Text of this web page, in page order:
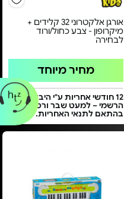
אורגן אלקטרוני 32 קלידים +
מיקרופון - צבע כחול/ורוד
לבחירה
מחיר מיוחד
12 חודשי אחריות ע"י היבואן
הרשמי – למעט שבר ורטיבות,
בהתאם לתנאי האחריות.